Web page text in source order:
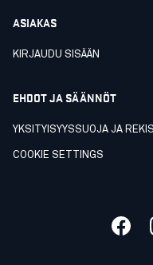
ASIAKAS
KIRJAUDU SISÄÄN
EHDOT JA SÄÄNNÖT
YKSITYISYYSSUOJA JA
COOKIE SETTINGS